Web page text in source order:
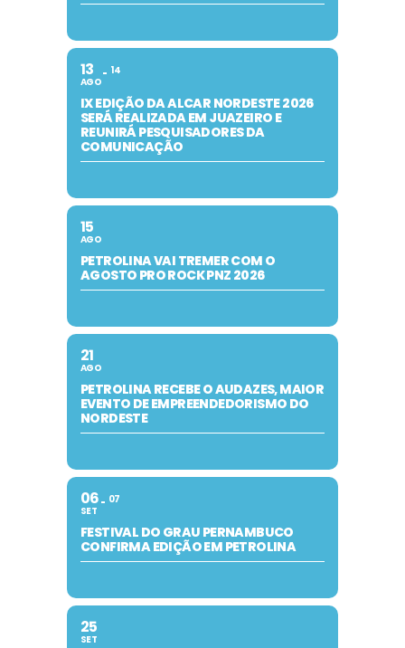
13
AGO
14
IX EDIÇÃO DA ALCAR NORDESTE 2026
SERÁ REALIZADA EM JUAZEIRO E
REUNIRÁ PESQUISADORES DA
COMUNICAÇÃO
15
AGO
PETROLINA VAI TREMER COM O
AGOSTO PRO ROCK PNZ 2026
21
AGO
PETROLINA RECEBE O AUDAZES, MAIOR
EVENTO DE EMPREENDEDORISMO DO
NORDESTE
06
SET
07
FESTIVAL DO GRAU PERNAMBUCO
CONFIRMA EDIÇÃO EM PETROLINA
25
SET